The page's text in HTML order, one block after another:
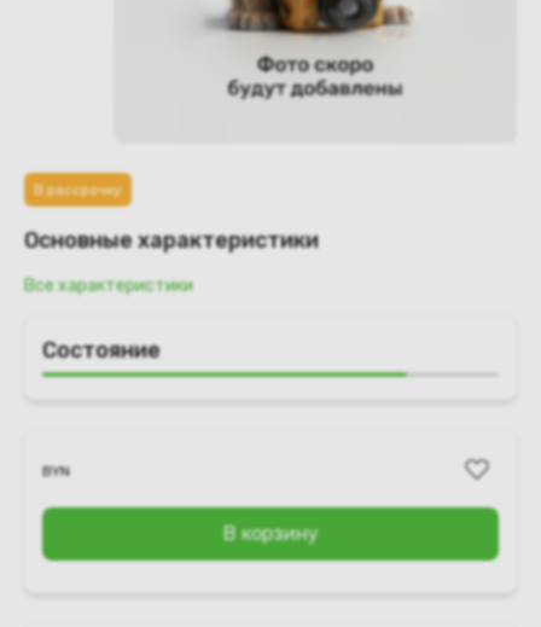
В рассрочку
Основные характеристики
Все характеристики
Состояние
BYN
В корзину